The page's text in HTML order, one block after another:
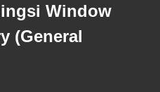
Window
(General